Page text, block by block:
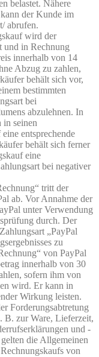
belastet. Nähere
der Kunde im
abrufen.
wird der
und in Rechnung
innerhalb von 14
Abzug zu zahlen,
behält sich vor,
bestimmten
bei
abzulehnen. In
seinen
entsprechende
behält sich ferner
eine
bei negativer
tritt der
ab. Vor Annahme der
unter Verwendung
durch. Der
„PayPal
zu
von PayPal
innerhalb von 30
sofern ihm von
wird. Er kann in
Wirkung leisten.
Forderungsabtretung
B. zur Ware, Lieferzeit,
und -
die Allgemeinen
von